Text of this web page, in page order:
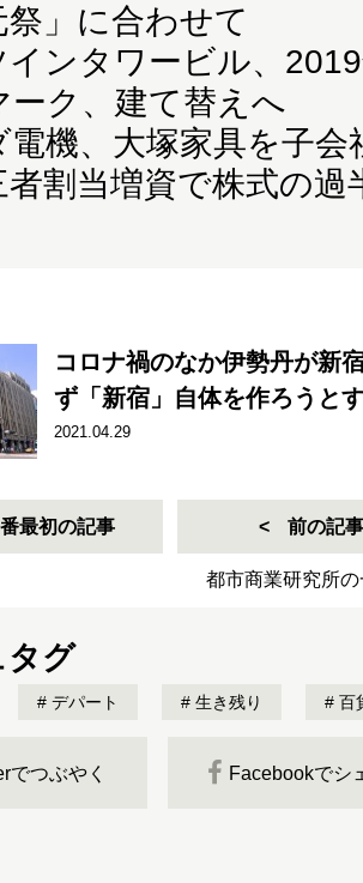
祭」に合わせて
インタワービル、
ーク、建て替えへ
電機、大塚家具を子
割当増資で株式の過
コロナ禍のなか伊勢丹が
ず「新宿」自体を作ろうと
2021.04.29
最初の記事 前の記事
都市商業研究所
タグ
デパート 生き残り 百
でつぶやく Facebookでシ